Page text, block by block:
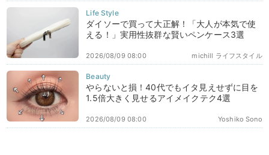
ダイソーで買って大正解！「大人が本気で使
える！」実用性抜群な賢いペンケース3選
michill ライフスタイル
2026/08/09 08:00
やらないと損！40代でもイタ見えせずに目を
1.5倍大きく見せるアイメイクテク4選
Yoshiko Sono
2026/08/09 08:00